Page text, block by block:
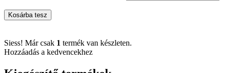
Kosárba tesz
Siess! Már csak 1 termék van készleten.
Hozzáadás a kedvencekhez